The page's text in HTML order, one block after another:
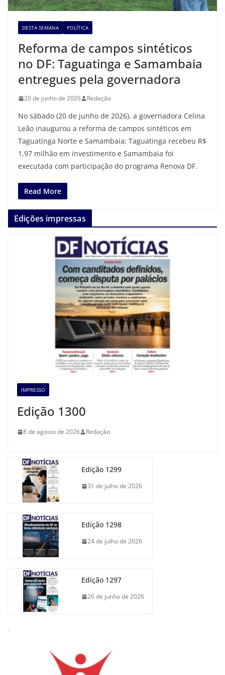
DESTA SEMANA POLÍTICA
Reforma de campos sintéticos
no DF: Taguatinga e Samambaia
entregues pela governadora
20 de junho de 2026 Redação
No sábado (20 de junho de 2026), a governadora Celina
Leão inaugurou a reforma de campos sintéticos em
Taguatinga Norte e Samambaia; Taguatinga recebeu R$
1,97 milhão em investimento e Samambaia foi
executada com participação do programa Renova DF.
Read More
Edições impressas
IMPRESSO
Edição 1300
8 de agosto de 2026 Redação
Edição 1299
31 de julho de 2026
Edição 1298
24 de julho de 2026
Edição 1297
26 de junho de 2026